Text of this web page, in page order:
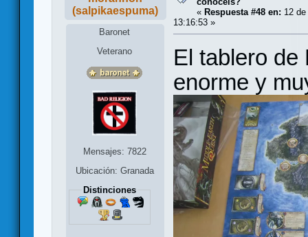
(salpikaespuma)
Baronet
Veterano
Mensajes: 7822
Ubicación: Granada
Distinciones
« Respuesta #48 en: 12
13:16:53 »
El tablero de
enorme y